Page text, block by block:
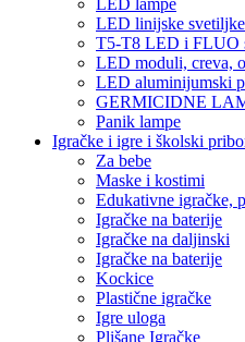
LED linijske svetiljke
T5-T8 LED i FLUO
LED moduli, creva,
LED aluminijumski
GERMICIDNE
Panik lampe
Igračke i igre i školski
Za bebe
Maske i kostimi
Edukativne igračke,
Igračke na baterije
Igračke na daljinski
Igračke na baterije
Kockice
Plastične igračke
Igre uloga
Plišane Igračke